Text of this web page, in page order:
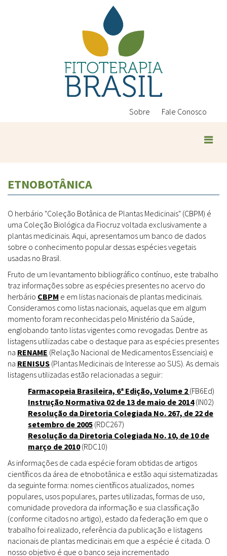
Sobre Fale Conosco
ETNOBOTÂNICA
O herbário "Coleção Botânica de Plantas Medicinais" (CBPM) é
uma Coleção Biológica da Fiocruz voltada exclusivamente a
plantas medicinais. Aqui, apresentamos um banco de dados
sobre o conhecimento popular dessas espécies vegetais
usadas no Brasil.
Fruto de um levantamento bibliográfico contínuo, este trabalho
traz informações sobre as espécies presentes no acervo do
herbário CBPM e em listas nacionais de plantas medicinais.
Consideramos como listas nacionais, aquelas que em algum
momento foram reconhecidas pelo Ministério da Saúde,
englobando tanto listas vigentes como revogadas. Dentre as
listagens utilizadas cabe o destaque para as espécies presentes
na RENAME (Relação Nacional de Medicamentos Essenciais) e
na RENISUS (Plantas Medicinais de Interesse ao SUS). As demais
listagens utilizadas estão relacionadas a seguir:
Farmacopeia Brasileira, 6ª Edição, Volume 2 (FB6Ed)
Instrução Normativa 02 de 13 de maio de 2014(IN02)
Resolução da Diretoria Colegiada No. 267, de 22 de
setembro de 2005 (RDC267)
Resolução da Diretoria Colegiada No. 10, de 10 de
março de 2010(RDC10)
As informações de cada espécie foram obtidas de artigos
científicos da área de etnobotânica e estão aqui sistematizadas
da seguinte forma: nomes científicos atualizados, nomes
populares, usos populares, partes utilizadas, formas de uso,
comunidade provedora da informação e sua classificação
(conforme citados no artigo), estado da federação em que o
trabalho foi realizado, referência da publicação e listagens
nacionais de plantas medicinais em que a espécie é citada. O
nosso objetivo é que o banco seja incrementado